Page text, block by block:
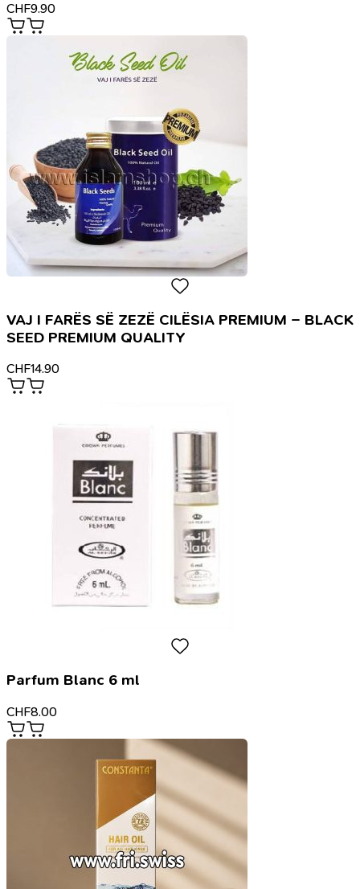
CHF9.90
VAJ I FARËS SË ZEZË CILËSIA PREMIUM – BLACK
SEED PREMIUM QUALITY
CHF14.90
Parfum Blanc 6 ml
CHF8.00